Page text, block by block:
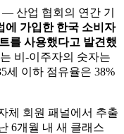
산업 협회의 연간 기
에 가입한 한국 소비자
를 사용했다고 발견했
비-이주자의 숫자는
세 이하 점유율은 38%
체 회원 패널에서 추출
6개월 내 새 클래스